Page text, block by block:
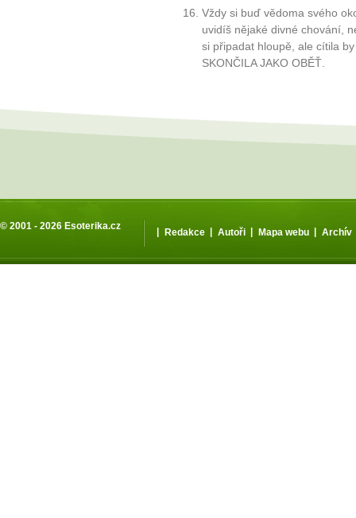
Vždy si buď vědoma svého
uvidíš nějaké divné chování,
si připadat hloupě, ale cítila
SKONČILA JAKO OBĚŤ.
© 2001 - 2026 Esoterika.cz
Redakce Autoři Mapa webu Archív